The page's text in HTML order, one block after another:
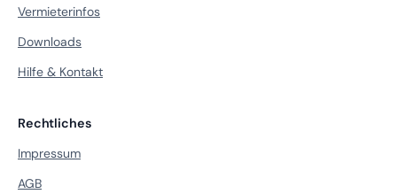
Vermieterinfos
Downloads
Hilfe & Kontakt
Rechtliches
Impressum
AGB